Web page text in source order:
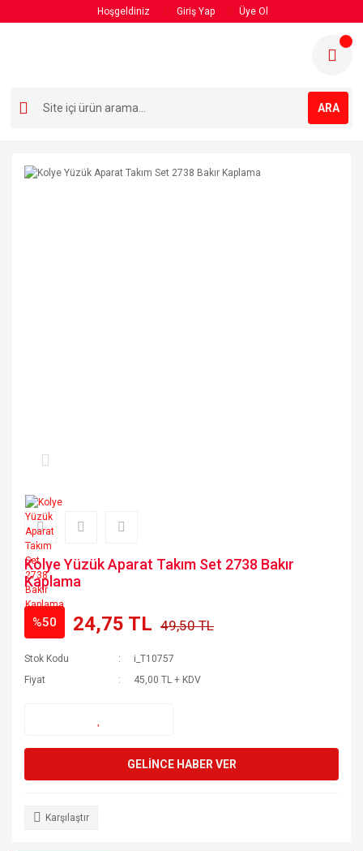
Hoşgeldiniz Giriş Yap Üye Ol
ARA
Kolye Yüzük Aparat Takım Set 2738 Bakır
Kaplama
%50 24,75 TL 49,50 TL
Stok Kodu
i_T10757
Fiyat
45,00 TL + KDV
GELİNCE HABER VER
Karşılaştır